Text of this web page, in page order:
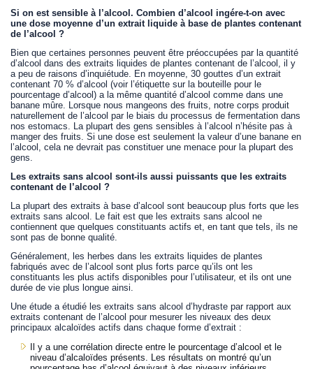
Si on est sensible à l’alcool. Combien d’alcool ingére-t-on avec
une dose moyenne d’un extrait liquide à base de plantes contenant
de l’alcool ?
Bien que certaines personnes peuvent être préoccupées par la quantité
d’alcool dans des extraits liquides de plantes contenant de l’alcool, il y
a peu de raisons d’inquiétude. En moyenne, 30 gouttes d’un extrait
contenant 70 % d’alcool (voir l’étiquette sur la bouteille pour le
pourcentage d’alcool) a la même quantité d’alcool comme dans une
banane mûre. Lorsque nous mangeons des fruits, notre corps produit
naturellement de l’alcool par le biais du processus de fermentation dans
nos estomacs. La plupart des gens sensibles à l’alcool n’hésite pas à
manger des fruits. Si une dose est seulement la valeur d’une banane en
l’alcool, cela ne devrait pas constituer une menace pour la plupart des
gens.
Les extraits sans alcool sont-ils aussi puissants que les extraits
contenant de l’alcool ?
La plupart des extraits à base d’alcool sont beaucoup plus forts que les
extraits sans alcool. Le fait est que les extraits sans alcool ne
contiennent que quelques constituants actifs et, en tant que tels, ils ne
sont pas de bonne qualité.
Généralement, les herbes dans les extraits liquides de plantes
fabriqués avec de l’alcool sont plus forts parce qu’ils ont les
constituants les plus actifs disponibles pour l’utilisateur, et ils ont une
durée de vie plus longue ainsi.
Une étude a étudié les extraits sans alcool d’hydraste par rapport aux
extraits contenant de l’alcool pour mesurer les niveaux des deux
principaux alcaloïdes actifs dans chaque forme d’extrait :
Il y a une corrélation directe entre le pourcentage d’alcool et le
niveau d’alcaloïdes présents. Les résultats on montré qu’un